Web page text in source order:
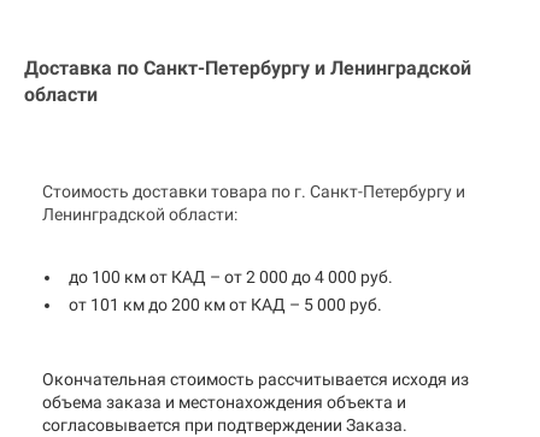
Доставка по Санкт-Петербургу и Ленинградской
области
Стоимость доставки товара по г. Санкт-Петербургу и
Ленинградской области:
до 100 км от КАД – от 2 000 до 4 000 руб.
от 101 км до 200 км от КАД – 5 000 руб.
Окончательная стоимость рассчитывается исходя из
объема заказа и местонахождения объекта и
согласовывается при подтверждении Заказа.